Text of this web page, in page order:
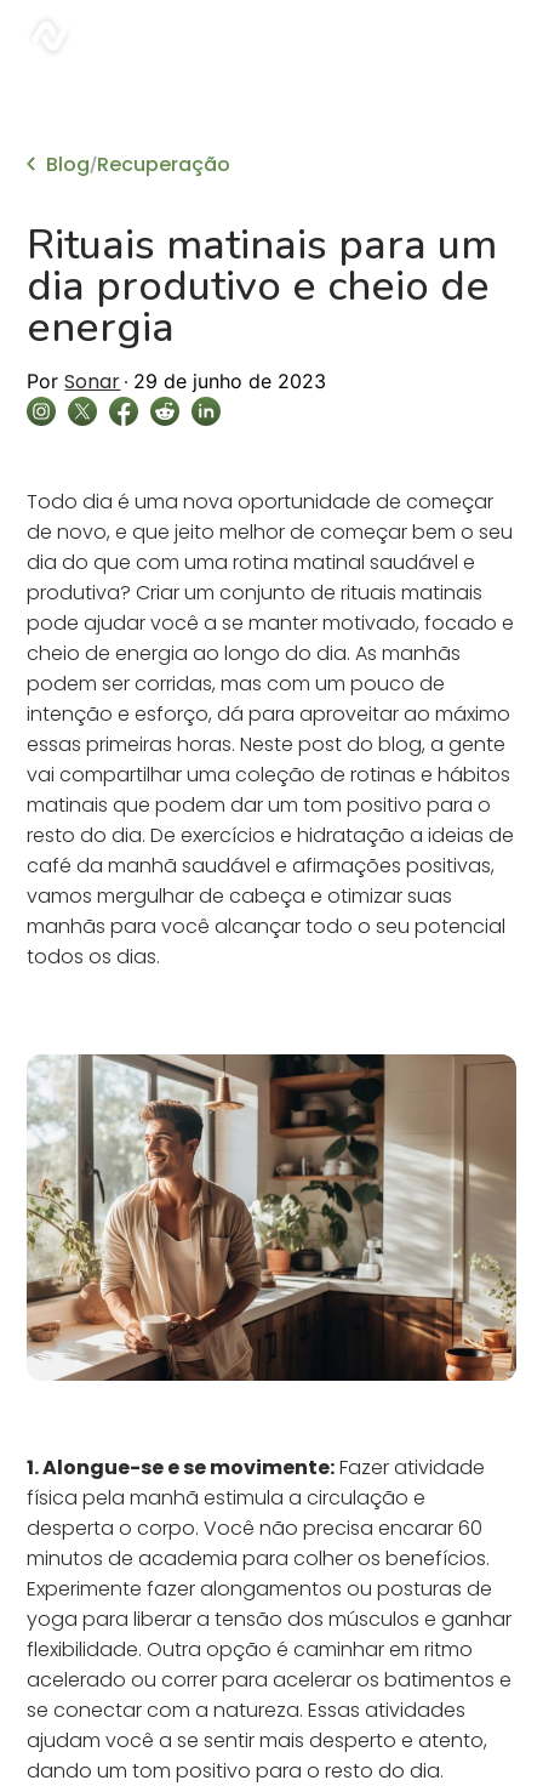
Blog/Recuperação
Rituais matinais para um
dia produtivo e cheio de
energia
Por Sonar 29 de junho de 2023
Todo dia é uma nova oportunidade de começar
de novo, e que jeito melhor de começar bem o seu
dia do que com uma rotina matinal saudável e
produtiva? Criar um conjunto de rituais matinais
pode ajudar você a se manter motivado, focado e
cheio de energia ao longo do dia. As manhãs
podem ser corridas, mas com um pouco de
intenção e esforço, dá para aproveitar ao máximo
essas primeiras horas. Neste post do blog, a gente
vai compartilhar uma coleção de rotinas e hábitos
matinais que podem dar um tom positivo para o
resto do dia. De exercícios e hidratação a ideias de
café da manhã saudável e afirmações positivas,
vamos mergulhar de cabeça e otimizar suas
manhãs para você alcançar todo o seu potencial
todos os dias.
1. Alongue-se e se movimente:Fazer atividade
física pela manhã estimula a circulação e
desperta o corpo. Você não precisa encarar 60
minutos de academia para colher os benefícios.
Experimente fazer alongamentos ou posturas de
yoga para liberar a tensão dos músculos e ganhar
flexibilidade. Outra opção é caminhar em ritmo
acelerado ou correr para acelerar os batimentos e
se conectar com a natureza. Essas atividades
ajudam você a se sentir mais desperto e atento,
dando um tom positivo para o resto do dia.